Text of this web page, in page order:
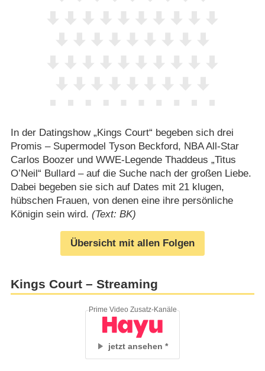
In der Datingshow „Kings Court“ begeben sich drei
Promis – Supermodel Tyson Beckford, NBA All-Star
Carlos Boozer und WWE-Legende Thaddeus „Titus
O’Neil“ Bullard – auf die Suche nach der großen Liebe.
Dabei begeben sie sich auf Dates mit 21 klugen,
hübschen Frauen, von denen eine ihre persönliche
Königin sein wird. (Text: BK)
Übersicht mit allen Folgen
Kings Court – Streaming
jetzt ansehen
Prime Video Zusatz-Kanäle